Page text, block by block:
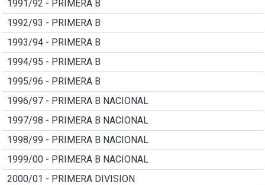
1991/92 - PRIMERA B
1992/93 - PRIMERA B
1993/94 - PRIMERA B
1994/95 - PRIMERA B
1995/96 - PRIMERA B
1996/97 - PRIMERA B NACIONAL
1997/98 - PRIMERA B NACIONAL
1998/99 - PRIMERA B NACIONAL
1999/00 - PRIMERA B NACIONAL
2000/01 - PRIMERA DIVISION